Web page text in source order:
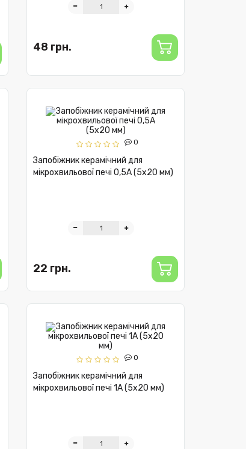
48 грн.
0
Запобіжник керамічний для
мікрохвильової печі 0,5А (5x20 мм)
22 грн.
0
Запобіжник керамічний для
мікрохвильової печі 1А (5x20 мм)